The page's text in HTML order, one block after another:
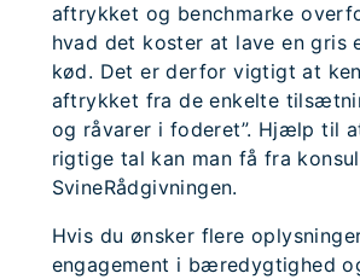
aftrykket og benchmarke
hvad det koster at lave en gris
kød. Det er derfor vigtigt at
aftrykket fra de enkelte
og råvarer i foderet”. Hjælp til
rigtige tal kan man få fra
SvineRådgivningen.
Hvis du ønsker flere
engagement i bæredygtighed